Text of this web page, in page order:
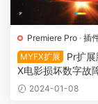
Premiere Pro · 插
MYFX扩展
Pr扩
X电影损坏数字故
预设 Glitch
2024-01-08